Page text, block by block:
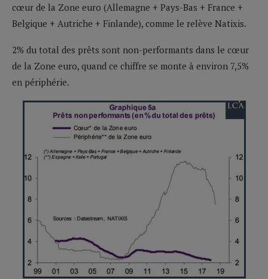
cœur de la Zone euro (Allemagne + Pays-Bas + France +
Belgique + Autriche + Finlande), comme le relève Natixis.
2% du total des prêts sont non-performants dans le cœur
de la Zone euro, quand ce chiffre se monte à environ 7,5%
en périphérie.